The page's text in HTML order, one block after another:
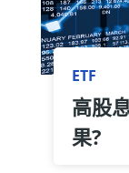
ETF
高股
果?